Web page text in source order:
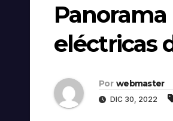
eléctricas
Por webmaster
DIC 30, 2022